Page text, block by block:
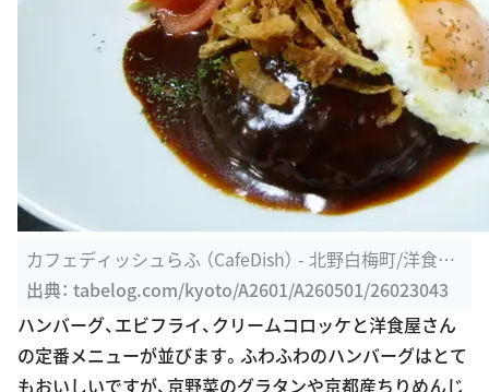
カフェディッシュらふ （CafeDish） - 北野白梅町/洋食
[食べログ]
出典：
tabelog.com/kyoto/A2601/A260501/26023043
ハンバーグ、エビフライ、クリームコロッケと洋食屋さん
の定番メニューが並びます。ふわふわのハンバーグはとて
もおいしいですが、京野菜のグラタンや京都産ちりめんじ
ゃこのパスタなど京都らしい、観光地らしいメニューもあ